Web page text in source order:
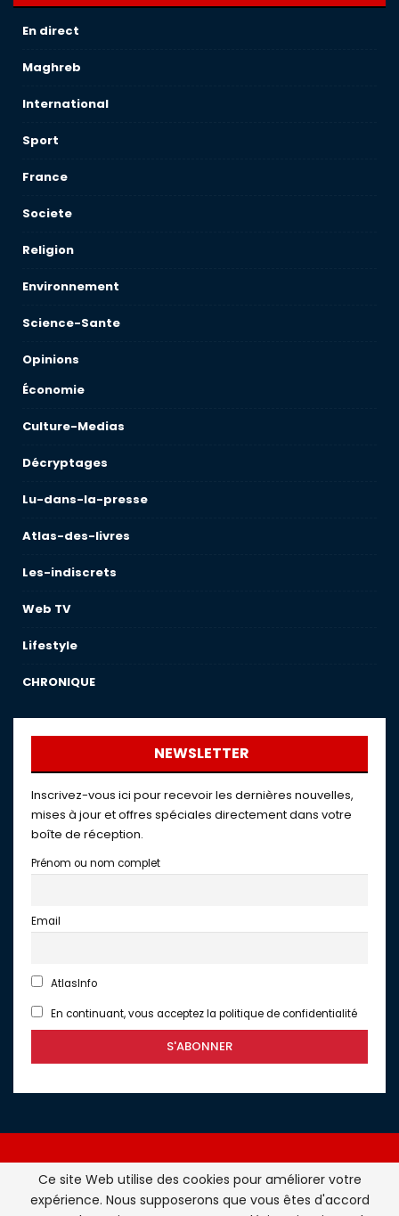
En direct
Maghreb
International
Sport
France
Societe
Religion
Environnement
Science-Sante
Opinions
Économie
Culture-Medias
Décryptages
Lu-dans-la-presse
Atlas-des-livres
Les-indiscrets
Web TV
Lifestyle
CHRONIQUE
NEWSLETTER
Inscrivez-vous ici pour recevoir les dernières nouvelles,
mises à jour et offres spéciales directement dans votre
boîte de réception.
Prénom ou nom complet
Email
AtlasInfo
En continuant, vous acceptez la politique de confidentialité
Atlasinfo.fr : l'essentiel de l'actualité de la France et du
Ce site Web utilise des cookies pour améliorer votre
expérience. Nous supposerons que vous êtes d'accord